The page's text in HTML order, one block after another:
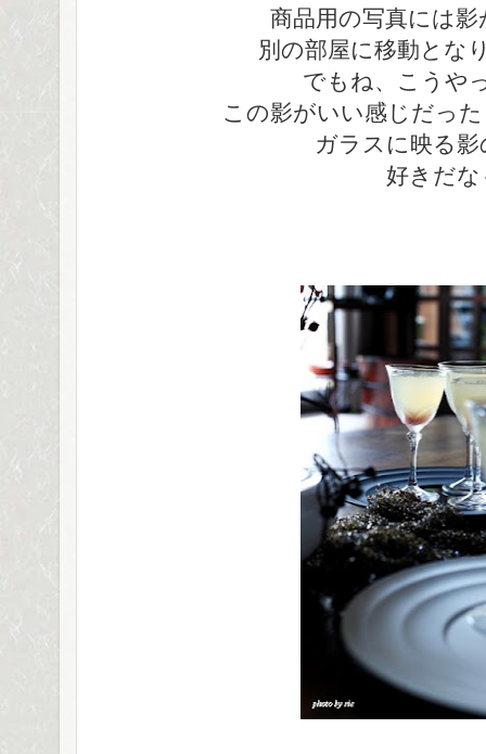
商品用の写真には
別の部屋に移動とな
でもね、こうや
この影がいい感じだっ
ガラスに映る
好きだな